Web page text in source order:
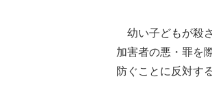
幼い子どもが殺
加害者の悪・罪を
防ぐことに反対す